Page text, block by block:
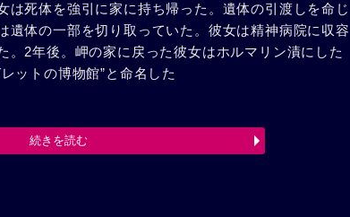
は死体を強引に家に持ち帰った。遺体の引渡しを命じ
遺体の一部を切り取っていた。彼女は精神病院に収容
。2年後。岬の家に戻った彼女はホルマリン漬にした
ットの博物館”と命名した
続きを読む